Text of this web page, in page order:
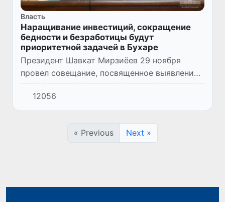
Власть
Наращивание инвестиций, сокращение
бедности и безработицы будут
приоритетной задачей в Бухаре
Президент Шавкат Мирзиёев 29 ноября
провел совещание, посвященное выявлению
дополнительных возможностей, увеличению
притока инвестиций и созданию рабочих
мест в Бухарской области.
12056
« Previous Next »